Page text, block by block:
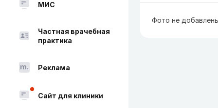
МИС
Частная врачебная
практика
Реклама
Сайт для клиники
Фото не